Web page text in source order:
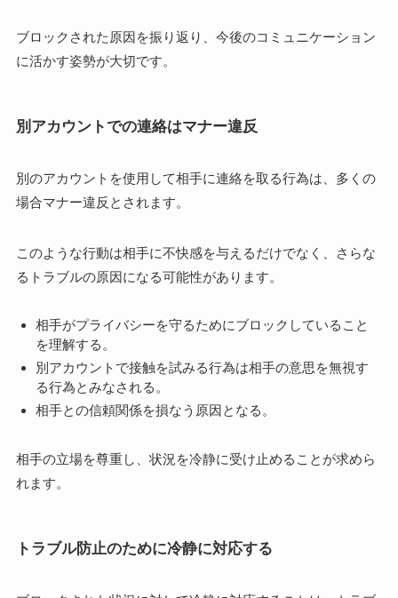
ブロックされた原因を振り返り、今後のコミュニケーション
に活かす姿勢が大切です。
別アカウントでの連絡はマナー違反
別のアカウントを使用して相手に連絡を取る行為は、多くの
場合マナー違反とされます。
このような行動は相手に不快感を与えるだけでなく、さらな
るトラブルの原因になる可能性があります。
相手がプライバシーを守るためにブロックしていること
を理解する。
別アカウントで接触を試みる行為は相手の意思を無視す
る行為とみなされる。
相手との信頼関係を損なう原因となる。
相手の立場を尊重し、状況を冷静に受け止めることが求めら
れます。
トラブル防止のために冷静に対応する